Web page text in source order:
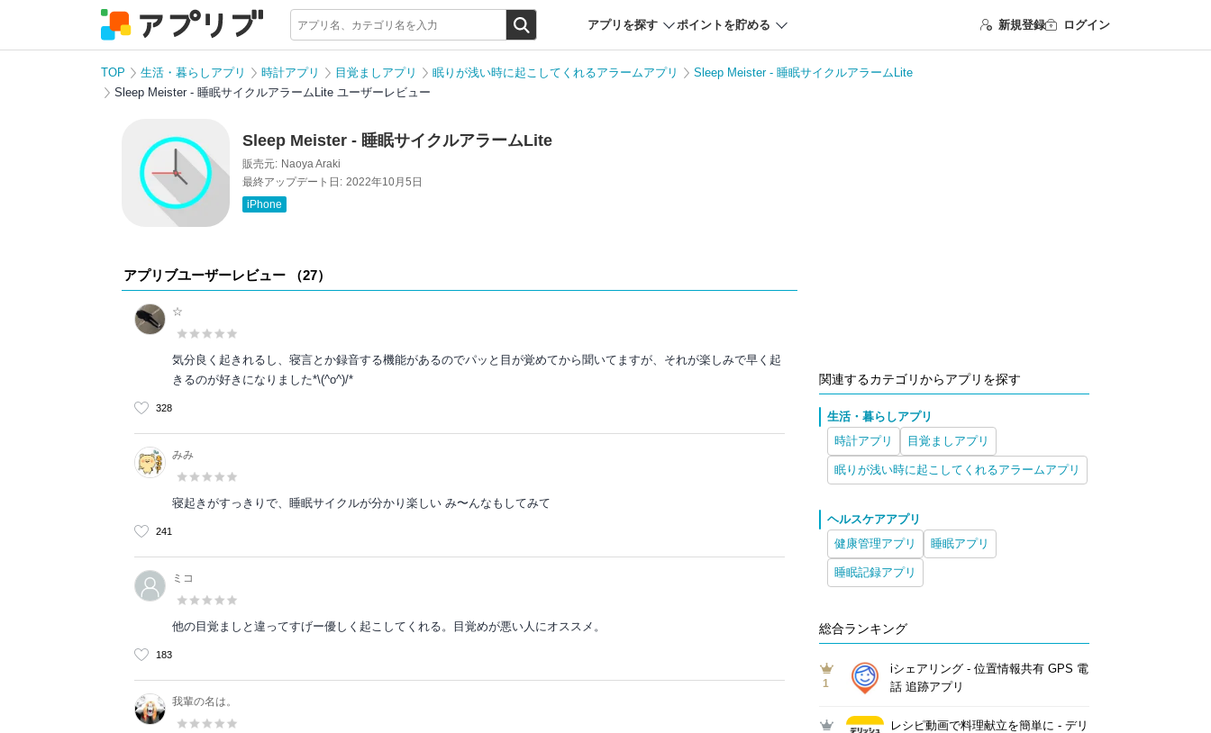
アプリを探す ポイントを貯める 新規登録 ログイン
TOP 生活・暮らしアプリ 時計アプリ 目覚ましアプリ 眠りが浅い時に起こしてくれるアラームアプリ
Sleep Meister - 睡眠サイクルアラームLite
Sleep Meister - 睡眠サイクルアラームLite ユーザーレビュー
Sleep Meister - 睡眠サイクルアラームLite
販売元: Naoya Araki
最終アップデート日: 2022年10月5日
iPhone
アプリブユーザーレビュー （27）
☆
気分良く起きれるし、寝言とか録音する機能があるのでパッと目が覚めてから聞いてますが、それが楽しみで早く起
きるのが好きになりました*\(^o^)/*
328
みみ
寝起きがすっきりで、睡眠サイクルが分かり楽しい み〜んなもしてみて
241
ミコ
他の目覚ましと違ってすげー優しく起こしてくれる。目覚めが悪い人にオススメ。
183
我輩の名は。
関連するカテゴリからアプリを探す
生活・暮らしアプリ
時計アプリ
目覚ましアプリ
眠りが浅い時に起こしてくれるアラームアプリ
ヘルスケアアプリ
健康管理アプリ
睡眠アプリ
睡眠記録アプリ
総合ランキング
1
iシェアリング - 位置情報共有 GPS 電
話 追跡アプリ
レシピ動画で料理献立を簡単‪に - デリ